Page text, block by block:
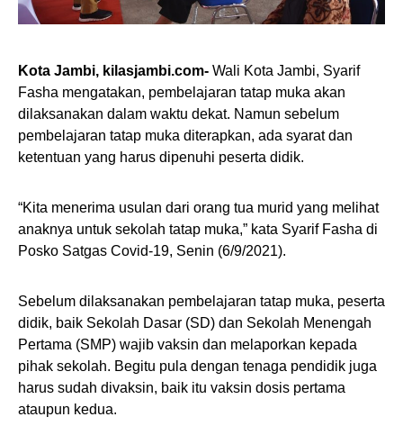
Kota Jambi, kilasjambi.com- Wali Kota Jambi, Syarif
Fasha mengatakan, pembelajaran tatap muka akan
dilaksanakan dalam waktu dekat. Namun sebelum
pembelajaran tatap muka diterapkan, ada syarat dan
ketentuan yang harus dipenuhi peserta didik.
“Kita menerima usulan dari orang tua murid yang melihat
anaknya untuk sekolah tatap muka,” kata Syarif Fasha di
Posko Satgas Covid-19, Senin (6/9/2021).
Sebelum dilaksanakan pembelajaran tatap muka, peserta
didik, baik Sekolah Dasar (SD) dan Sekolah Menengah
Pertama (SMP) wajib vaksin dan melaporkan kepada
pihak sekolah. Begitu pula dengan tenaga pendidik juga
harus sudah divaksin, baik itu vaksin dosis pertama
ataupun kedua.